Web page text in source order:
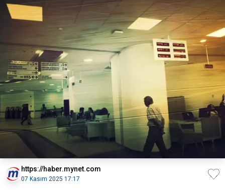
https://haber.mynet.com
07 Kasım 2025 17:17